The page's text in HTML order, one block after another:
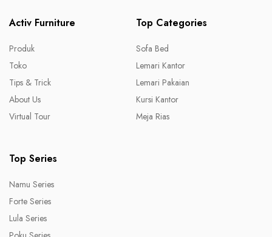
Activ Furniture
Produk
Toko
Tips & Trick
About Us
Virtual Tour
Top Categories
Sofa Bed
Lemari Kantor
Lemari Pakaian
Kursi Kantor
Meja Rias
Top Series
Namu Series
Forte Series
Lula Series